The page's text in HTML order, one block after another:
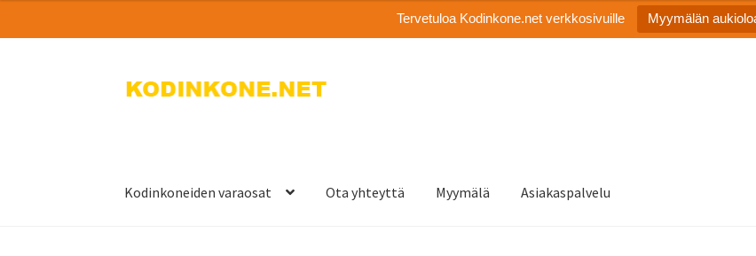
Tervetuloa Kodinkone.net verkkosivuille Myymälän
Siirry
Siirry
Kodinkoneiden varaosat Ota yhteyttä Myymälä Asiakaspalvelu